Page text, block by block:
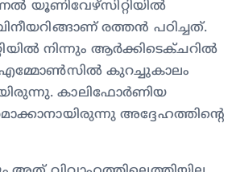
യൂണിവേഴ്‌സിറ്റിയിൽ
രത്തൻ പഠിച്ചത്.
നിന്നും ആർക്കിടെക്ചറിൽ
കുറച്ചുകാലം
കാലിഫോർണിയ
അദ്ദേഹത്തിന്റെ